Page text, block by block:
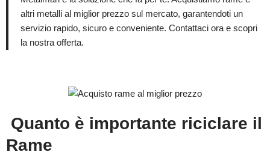
altri metalli al miglior prezzo sul mercato, garantendoti un
servizio rapido, sicuro e conveniente. Contattaci ora e scopri
la nostra offerta.
Quanto è importante riciclare il
Rame